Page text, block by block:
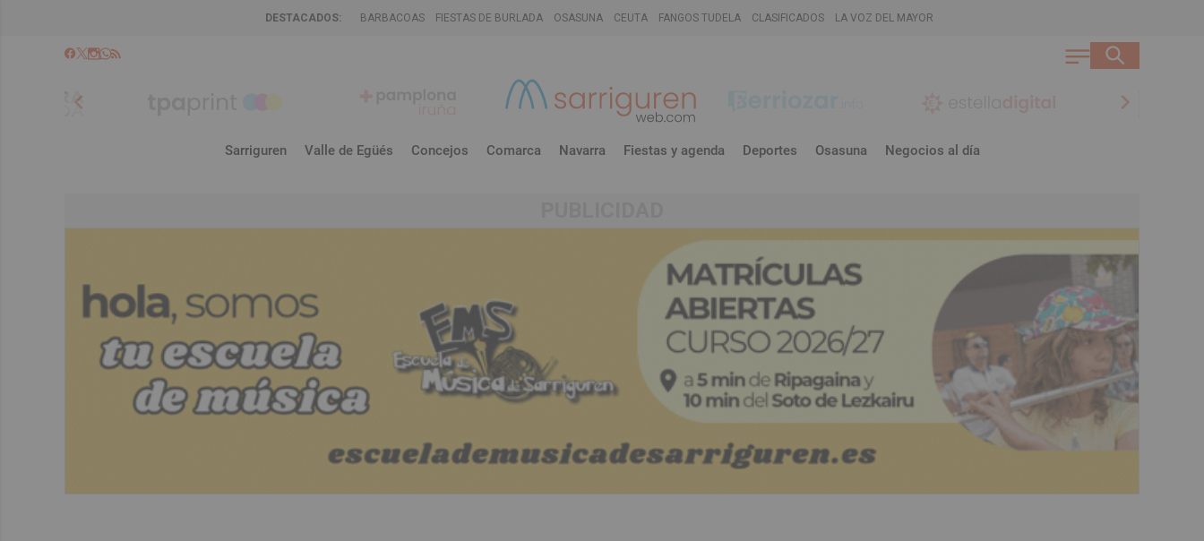
DESTACADOS: BARBACOAS FIESTAS DE BURLADA OSASUNA CEUTA FANGOS TUDELA CLASIFICADOS LA VOZ DEL MAYOR
chevron_left chevron_right
Sarriguren Valle de Egüés Concejos Comarca Navarra Fiestas y agenda Deportes Osasuna Negocios al día